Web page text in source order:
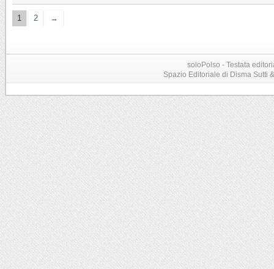
1 2 →
soloPolso - Testata
Spazio Editoriale di Disma Sutti